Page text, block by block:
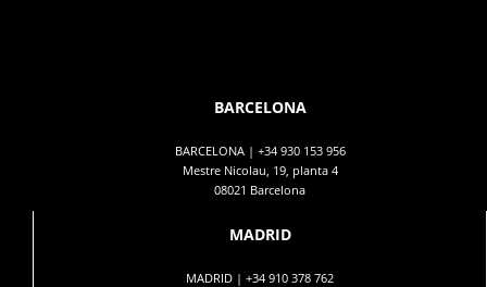
BARCELONA
BARCELONA | +34 930 153 956
Mestre Nicolau, 19, planta 4
08021 Barcelona
MADRID
MADRID | +34 910 378 762